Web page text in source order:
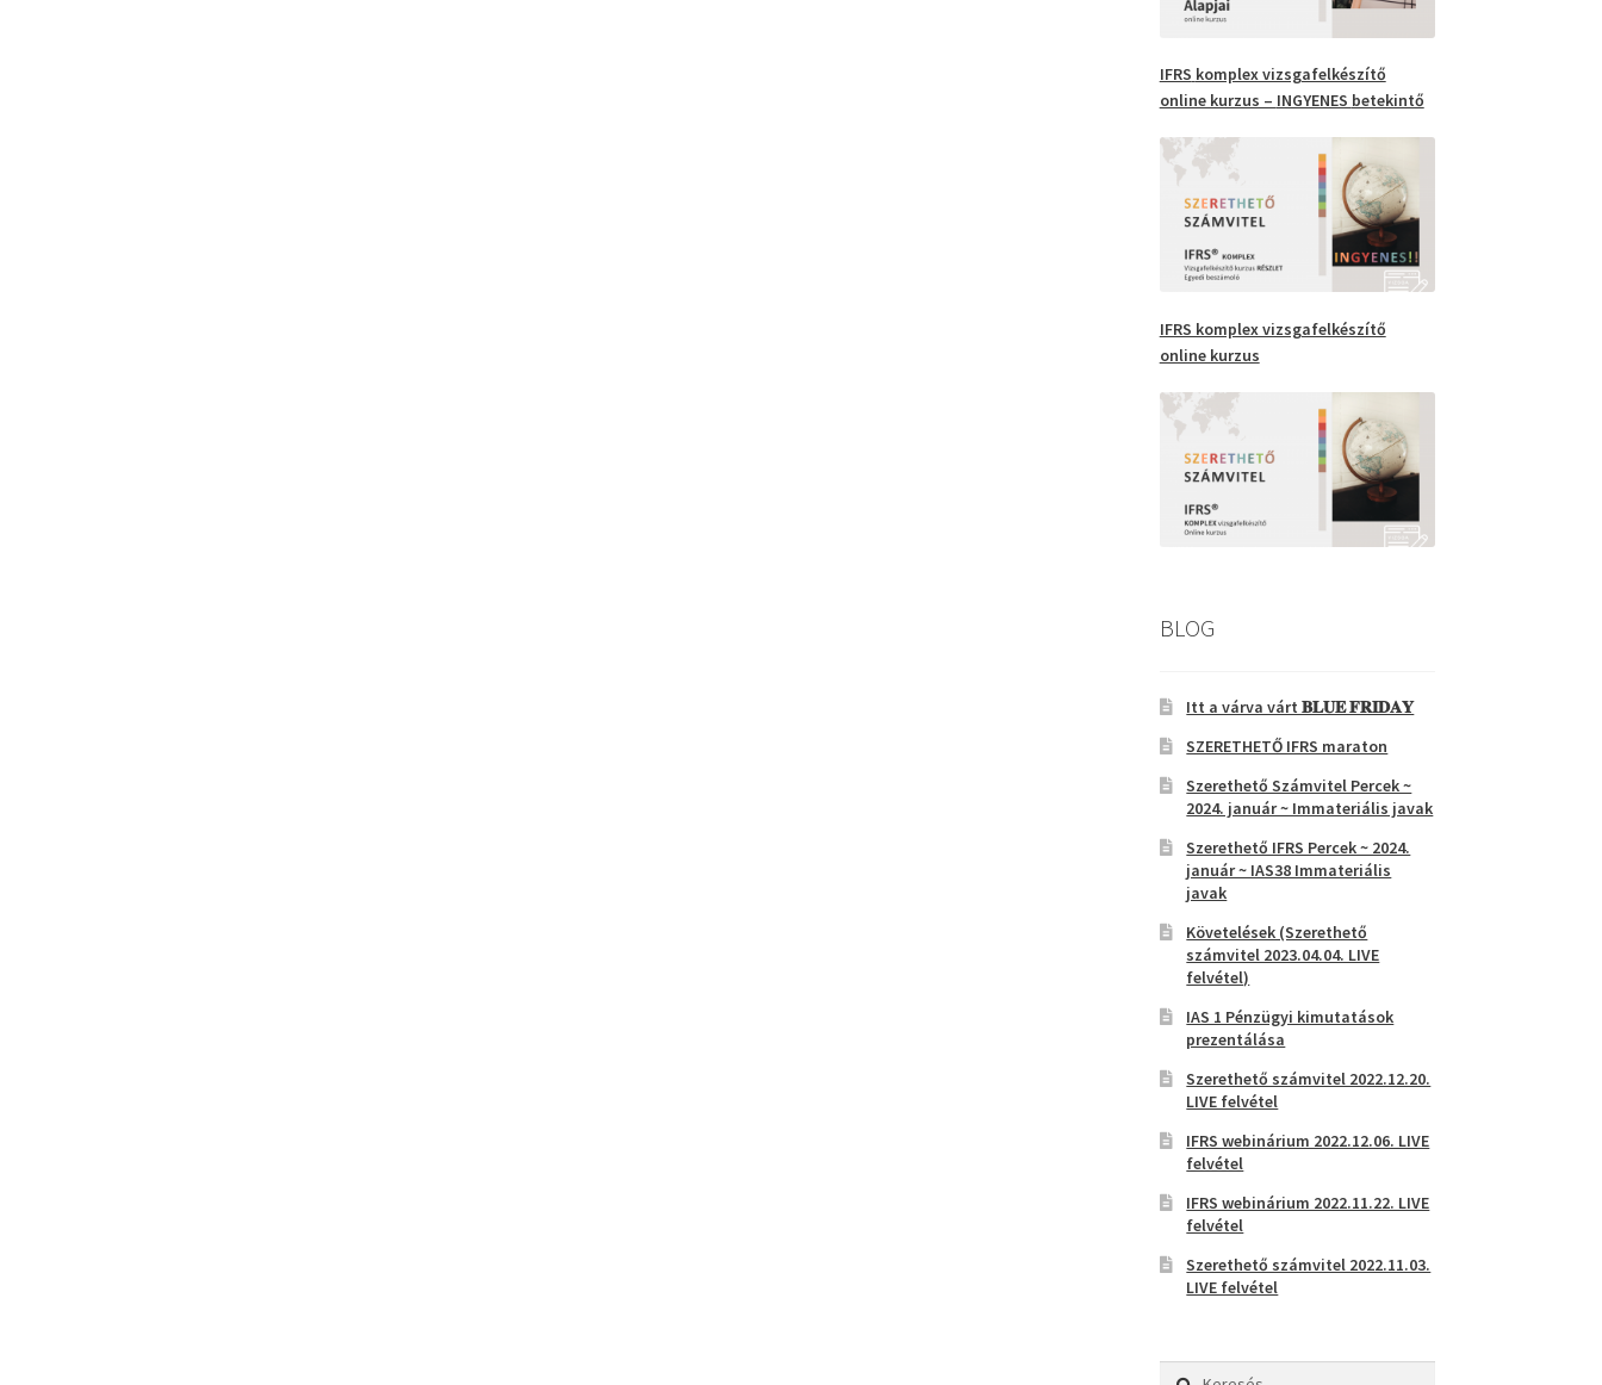
IFRS komplex vizsgafelkészítő
online kurzus – INGYENES betekintő
IFRS komplex vizsgafelkészítő
online kurzus
BLOG
Itt a várva várt 𝐁𝐋𝐔𝐄 𝐅𝐑𝐈𝐃𝐀𝐘
SZERETHETŐ IFRS maraton
Szerethető Számvitel Percek ~
2024. január ~ Immateriális javak
Szerethető IFRS Percek ~ 2024.
január ~ IAS38 Immateriális
javak
Követelések (Szerethető
számvitel 2023.04.04. LIVE
felvétel)
IAS 1 Pénzügyi kimutatások
prezentálása
Szerethető számvitel 2022.12.20.
LIVE felvétel
IFRS webinárium 2022.12.06. LIVE
felvétel
IFRS webinárium 2022.11.22. LIVE
felvétel
Szerethető számvitel 2022.11.03.
LIVE felvétel
Keresés: